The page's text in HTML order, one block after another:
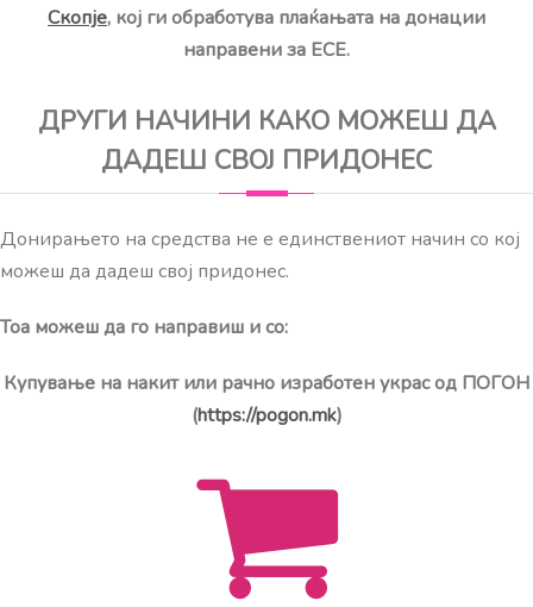
Скопје, кој ги обработува плаќањата на донации
направени за ЕСЕ.
ДРУГИ НАЧИНИ КАКО МОЖЕШ ДА
ДАДЕШ СВОЈ ПРИДОНЕС
Донирањето на средства не е единствениот начин со кој
можеш да дадеш свој придонес.
Тоа можеш да го направиш и со:
Купување на накит или рачно изработен украс од ПОГОН
(https://pogon.mk)